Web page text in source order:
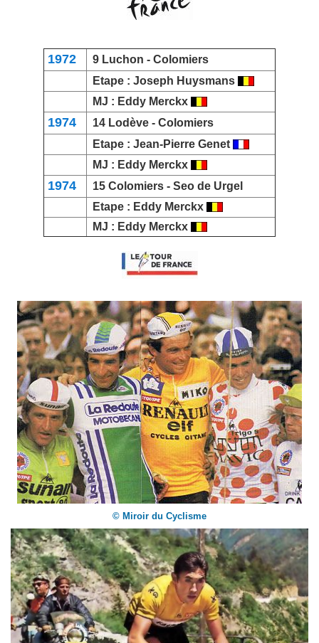
1972 9 Luchon - Colomiers
Etape : Joseph Huysmans
MJ : Eddy Merckx
1974 14 Lodève - Colomiers
Etape : Jean-Pierre Genet
MJ : Eddy Merckx
1974 15 Colomiers - Seo de Urgel
Etape : Eddy Merckx
MJ : Eddy Merckx
© Miroir du Cyclisme